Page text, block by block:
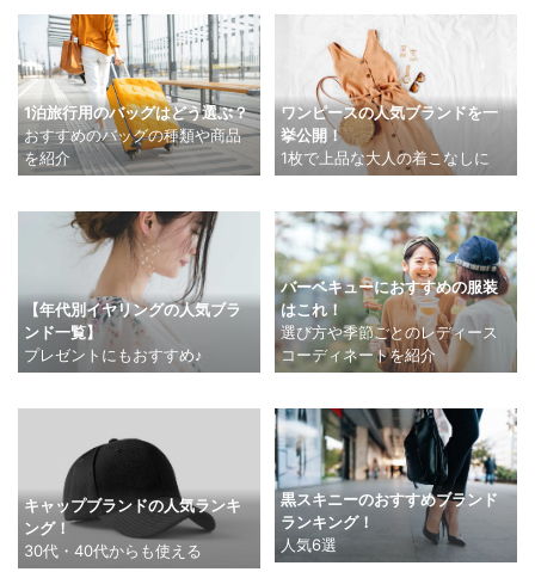
1泊旅行用のバッグはどう選ぶ？
おすすめのバッグの種類や商品
を紹介
ワンピースの人気ブランドを一
挙公開！
1枚で上品な大人の着こなしに
【年代別イヤリングの人気ブラ
ンド一覧】
プレゼントにもおすすめ♪
バーベキューにおすすめの服装
はこれ！
選び方や季節ごとのレディース
コーディネートを紹介
キャップブランドの人気ランキ
ング！
30代・40代からも使える
黒スキニーのおすすめブランド
ランキング！
人気6選